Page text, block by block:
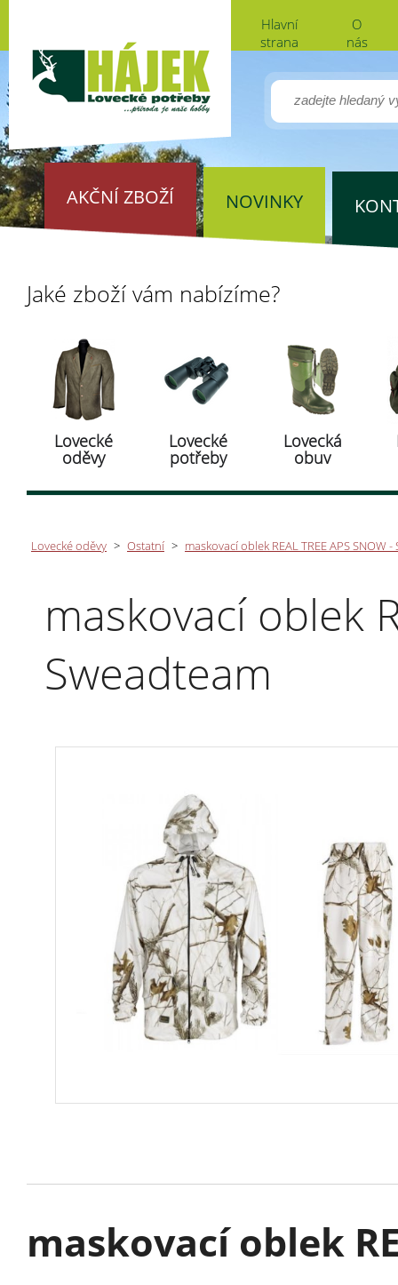
Hlavní
strana
O
nás
AKČNÍ ZBOŽÍ NOVINKY
Jaké zboží vám nabízíme?
Lovecké
oděvy
Lovecké
potřeby
Lovecká
obuv
Lovecké oděvy > Ostatní > maskovací oblek REAL TREE APS SNOW
maskovací oblek
Sweadteam
maskovací oblek